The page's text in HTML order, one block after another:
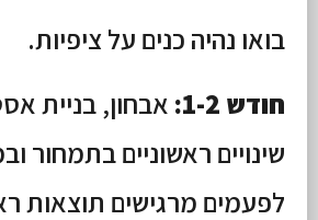
בואו נהיה כנים על ציפיות.
חודש 1-2:
אבחון, בניית
שינויים ראשוניים בתמחור
לפעמים מרגישים תוצאות